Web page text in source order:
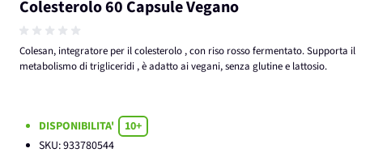
Colesterolo 60 Capsule Vegano
Colesan, integratore per il colesterolo , con riso rosso fermentato. Supporta il
metabolismo di trigliceridi , è adatto ai vegani, senza glutine e lattosio.
DISPONIBILITA'
10+
SKU:933780544